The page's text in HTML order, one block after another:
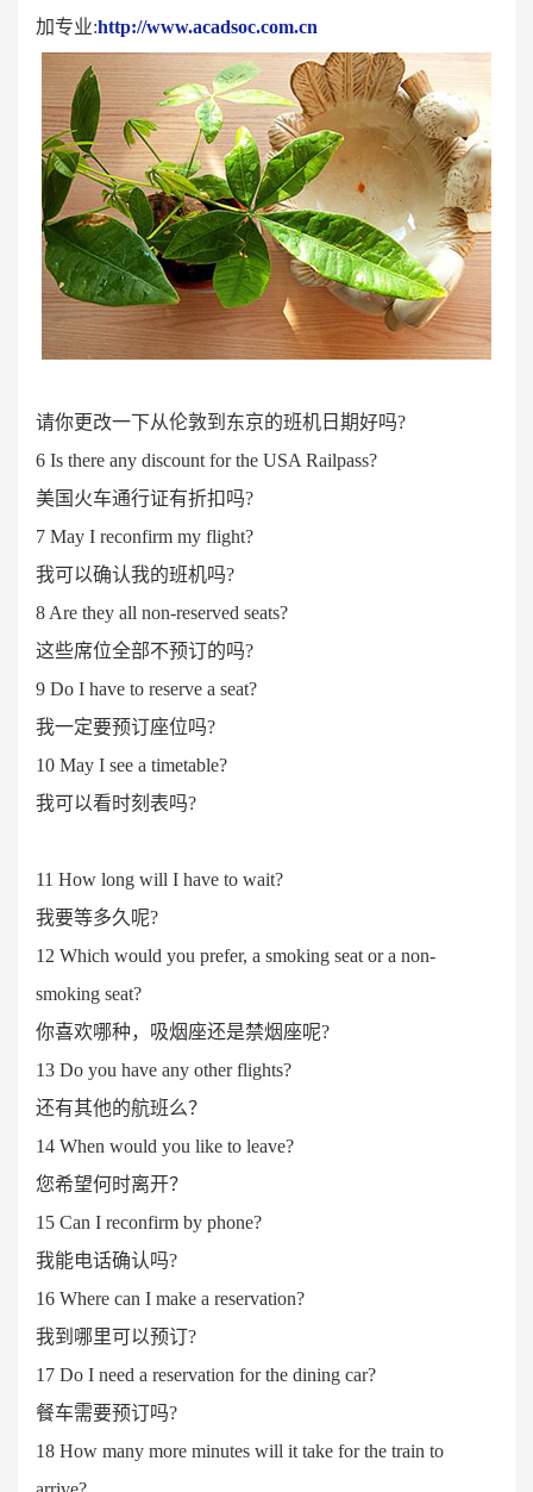
加专业:http://www.acadsoc.com.cn
请你更改一下从伦敦到东京的班机日期好吗?
6 Is there any discount for the USA Railpass?
美国火车通行证有折扣吗?
7 May I reconfirm my flight?
我可以确认我的班机吗?
8 Are they all non-reserved seats?
这些席位全部不预订的吗?
9 Do I have to reserve a seat?
我一定要预订座位吗?
10 May I see a timetable?
我可以看时刻表吗?
11 How long will I have to wait?
我要等多久呢?
12 Which would you prefer, a smoking seat or a non-
smoking seat?
你喜欢哪种，吸烟座还是禁烟座呢?
13 Do you have any other flights?
还有其他的航班么？
14 When would you like to leave?
您希望何时离开？
15 Can I reconfirm by phone?
我能电话确认吗?
16 Where can I make a reservation?
我到哪里可以预订?
17 Do I need a reservation for the dining car?
餐车需要预订吗?
18 How many more minutes will it take for the train to